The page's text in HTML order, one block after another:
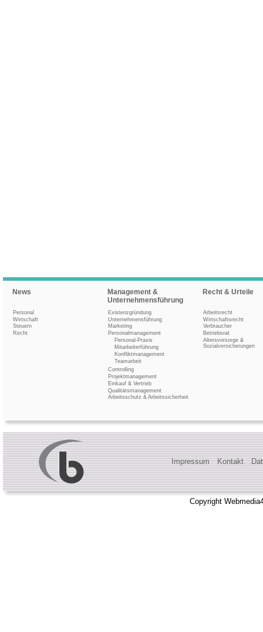
News
Personal
Wirtschaft
Steuern
Recht
Management &
Unternehmensführung
Existenzgründung
Unternehmensführung
Marketing
Personalmanagement
Personal-Praxis
Mitarbeiterführung
Konfliktmanagement
Teamarbeit
Controlling
Projektmanagement
Einkauf & Vertrieb
Qualitätsmanagement
Arbeitsschutz & Arbeitssicherheit
Recht & Urteile
Arbeitsrecht
Wirtschaftsrecht
Verbraucher
Betriebsrat
Altersvorsorge &
Sozialversicherungen
Impressum Kontakt
Copyright